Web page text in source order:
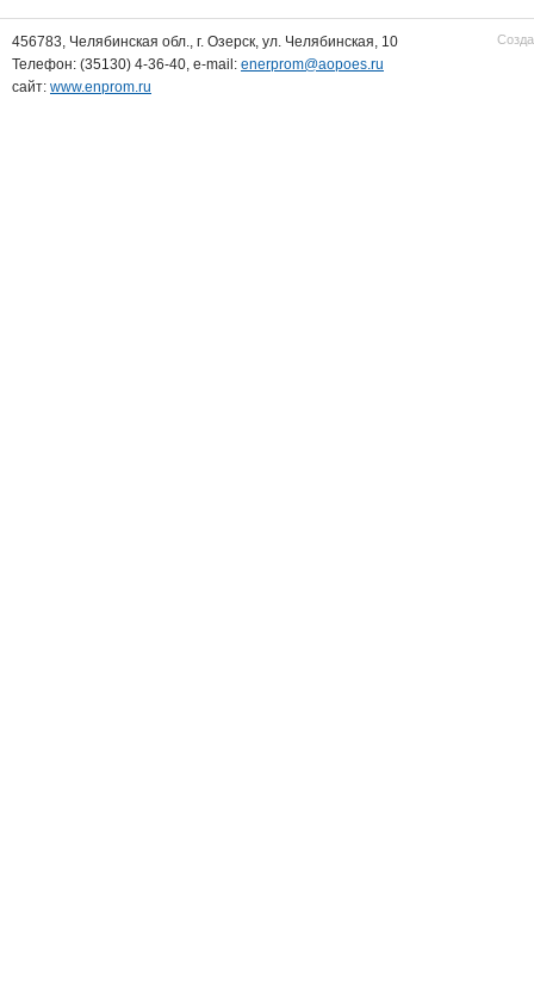
456783, Челябинская обл., г. Озерск, ул. Челябинская, 10
Телефон: (35130) 4-36-40, e-mail: enerprom@aopoes.ru
сайт: www.enprom.ru